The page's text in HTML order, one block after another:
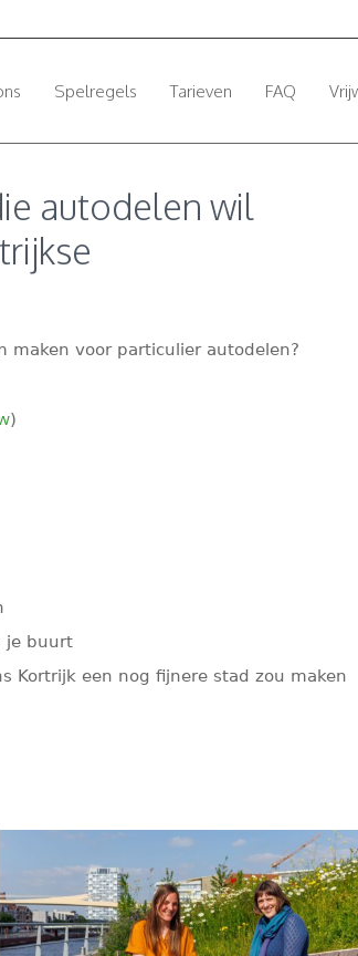
Spelregels Tarieven FAQ
autodelen wil
maken voor particulier autodelen?
)
je buurt
Kortrijk een nog fijnere stad zou maken